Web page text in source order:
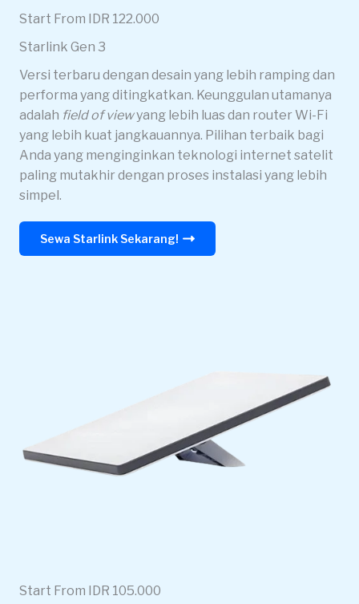
Start From IDR 122.000
Starlink Gen 3
Versi terbaru dengan desain yang lebih ramping dan
performa yang ditingkatkan. Keunggulan utamanya
adalah field of viewyang lebih luas dan router Wi-Fi
yang lebih kuat jangkauannya. Pilihan terbaik bagi
Anda yang menginginkan teknologi internet satelit
paling mutakhir dengan proses instalasi yang lebih
simpel.
Sewa Starlink Sekarang!
Start From IDR 105.000